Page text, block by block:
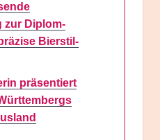
zur Diplom-
Bierstil-
präsentiert